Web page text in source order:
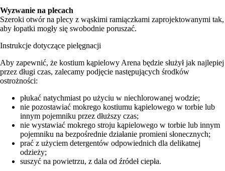
Wyzwanie na plecach
Szeroki otwór na plecy z wąskimi ramiączkami zaprojektowanymi tak,
aby łopatki mogły się swobodnie poruszać.
Instrukcje dotyczące pielęgnacji
Aby zapewnić, że kostium kąpielowy Arena będzie służył jak najlepiej
przez długi czas, zalecamy podjęcie następujących środków
ostrożności:
płukać natychmiast po użyciu w niechlorowanej wodzie;
nie pozostawiać mokrego kostiumu kąpielowego w torbie lub
innym pojemniku przez dłuższy czas;
nie wystawiać mokrego stroju kąpielowego w torbie lub innym
pojemniku na bezpośrednie działanie promieni słonecznych;
prać z użyciem detergentów odpowiednich dla delikatnej
odzieży;
suszyć na powietrzu, z dala od źródeł ciepła.